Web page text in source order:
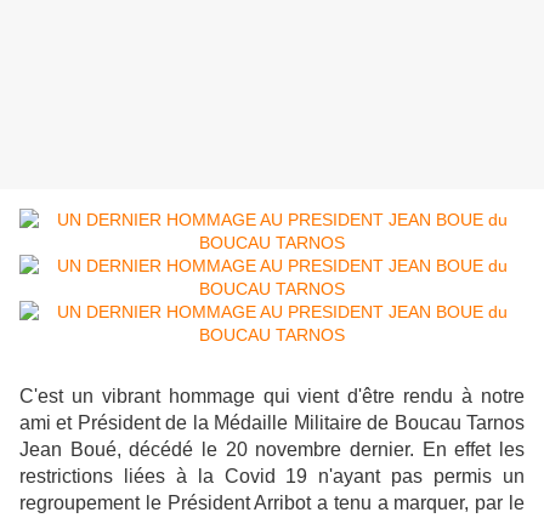
C'est un vibrant hommage qui vient d'être rendu à notre
ami et Président de la Médaille Militaire de Boucau Tarnos
Jean Boué, décédé le 20 novembre dernier. En effet les
restrictions liées à la Covid 19 n'ayant pas permis un
regroupement le Président Arribot a tenu a marquer, par le